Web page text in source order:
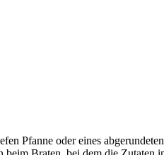
Pfanne oder eines